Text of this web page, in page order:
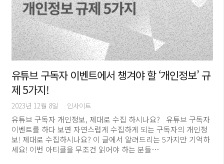
유튜브 구독자 이벤트에서 챙겨야 할 ‘개인정보’ 규
제 5가지!
2023년 12월 8일 인사이트
유튜브 구독자 개인정보, 제대로 수집 하시나요? 유튜브 구독자
이벤트를 하다 보면 자연스럽게 수집하게 되는 구독자의 개인정
보! 제대로 수집하시나요? 이 글에서 알려드리는 5가지만 기억하
세요! 이번 아티클을 무조건 읽어야 하는 분들…